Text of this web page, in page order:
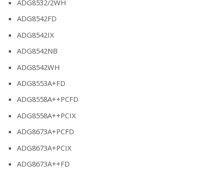
ADG8532/2WH
ADG8542FD
ADG8542IX
ADG8542NB
ADG8542WH
ADG8553A+FD
ADG8558A++PCFD
ADG8558A++PCIX
ADG8673A+PCFD
ADG8673A+PCIX
ADG8673A++FD